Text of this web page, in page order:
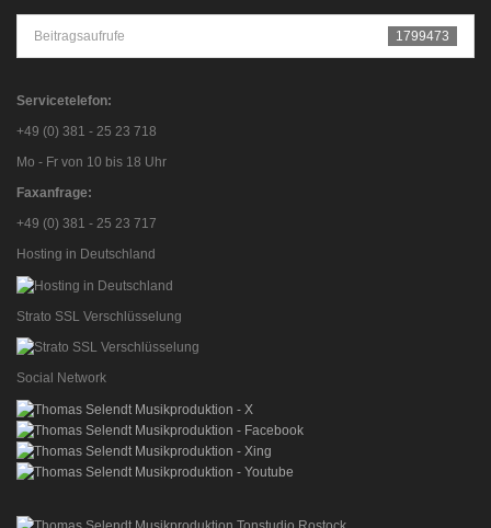
Beitragsaufrufe 1799473
Servicetelefon:
+49 (0) 381 - 25 23 718
Mo - Fr von 10 bis 18 Uhr
Faxanfrage:
+49 (0) 381 - 25 23 717
Hosting in Deutschland
Strato SSL Verschlüsselung
Social Network